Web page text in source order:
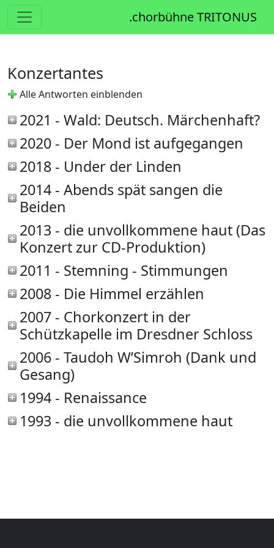
.chorbühne TRITONUS
Konzertantes
Alle Antworten einblenden
2021 - Wald: Deutsch. Märchenhaft?
2020 - Der Mond ist aufgegangen
2018 - Under der Linden
2014 - Abends spät sangen die
Beiden
2013 - die unvollkommene haut (Das
Konzert zur CD-Produktion)
2011 - Stemning - Stimmungen
2008 - Die Himmel erzählen
2007 - Chorkonzert in der
Schützkapelle im Dresdner Schloss
2006 - Taudoh W’Simroh (Dank und
Gesang)
1994 - Renaissance
1993 - die unvollkommene haut